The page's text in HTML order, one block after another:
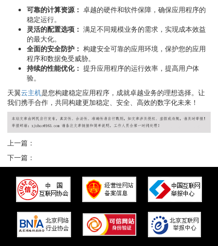
可靠的计算资源： 卓越的硬件和软件保障，确保应用程序的
稳定运行。
灵活的配置选项： 满足不同规模业务的需求，实现成本效益
的最大化。
全面的安全防护： 构建安全可靠的应用环境，保护您的应用
程序和数据免受威胁。
持续的性能优化： 提升应用程序的运行效率，提高用户体
验。
天翼云主机是您构建稳定应用程序，成就卓越业务的理想选择。让
我们携手合作，共同构建更加稳定、安全、高效的数字化未来！
上一篇：
下一篇：